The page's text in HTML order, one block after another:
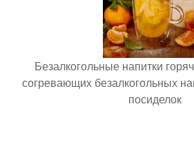
Безалкогольные напитки
согревающих безалкогольных
посиделок